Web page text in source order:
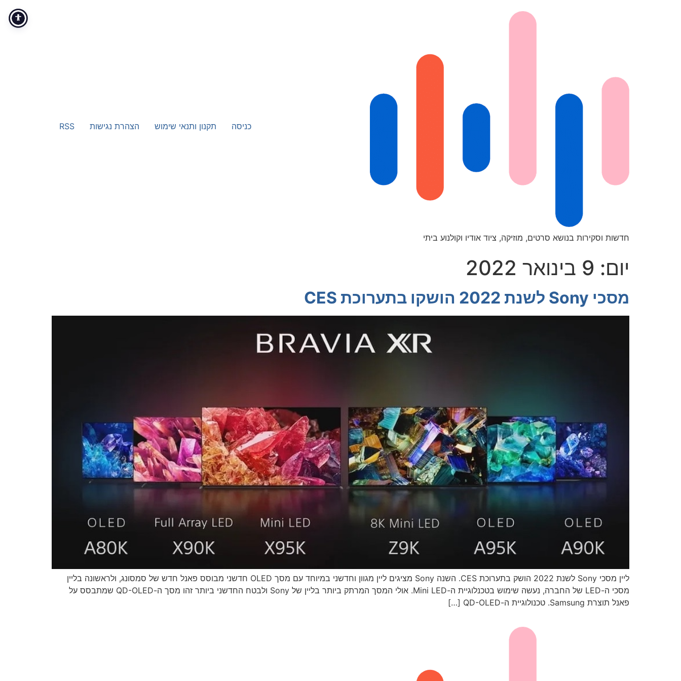
חדשות וסקירות בנושא סרטים, מוזיקה, ציוד אודיו וקולנוע ביתי
כניסה תקנון ותנאי שימוש הצהרת נגישות RSS
יום: 9 בינואר 2022
מסכי Sony לשנת 2022 הושקו בתערוכת CES
ליין מסכי Sony לשנת 2022 הושק בתערוכת CES. השנה Sony מציגים ליין מגוון וחדשני במיוחד עם מסך OLED חדשני מבוסס פאנל חדש של סמסונג, ולראשונה בליין
מסכי ה-LED של החברה, נעשה שימוש בטכנלוגיית ה-Mini LED. אולי המסך המרתק ביותר בליין של Sony ולבטח החדשני ביותר זהו מסך ה-QD-OLED שמתבסס על
פאנל תוצרת Samsung. טכנולוגיית ה-QD-OLED […]